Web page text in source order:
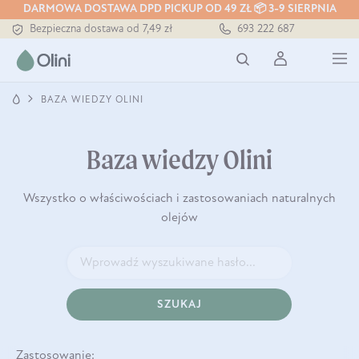
DARMOWA DOSTAWA DPD PICKUP OD 49 ZŁ 📦 3-9 SIERPNIA
Tłoczony zawsze na zimno
Bezpieczna dostawa od 7,49 zł
Tłoczony zawsze na zimno
693 222 687
BAZA WIEDZY OLINI
Baza wiedzy Olini
Wszystko o właściwościach i zastosowaniach naturalnych
olejów
SZUKAJ
Zastosowanie: